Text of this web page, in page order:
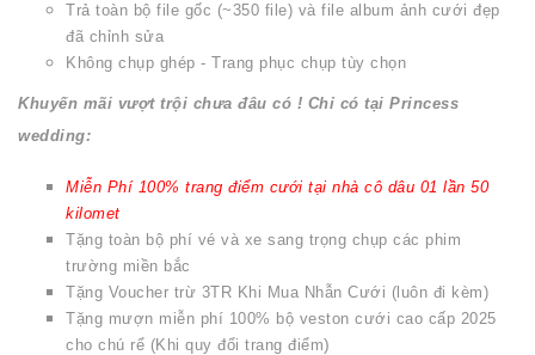
Trả toàn bộ file gốc (~350 file) và file album ảnh cưới đẹp
đã chỉnh sửa
Không chụp ghép - Trang phục chụp tùy chọn
Khuyến mãi vượt trội chưa đâu có ! Chỉ có tại Princess
wedding:
Miễn Phí 100% trang điểm cưới tại nhà cô dâu 01 lần 50
kilomet
Tặng toàn bộ phí vé và xe sang trọng chụp các phim
trường miền bắc
Tặng Voucher trừ 3TR Khi Mua Nhẫn Cưới (luôn đi kèm)
Tặng mượn miễn phí 100% bộ veston cưới cao cấp 2025
cho chú rể (Khi quy đổi trang điểm)